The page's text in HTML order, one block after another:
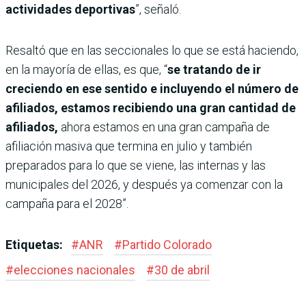
actividades deportivas”, señaló.
Resaltó que en las seccionales lo que se está haciendo,
en la mayoría de ellas, es que, “se tratando de ir
creciendo en ese sentido e incluyendo el número de
afiliados, estamos recibiendo una gran cantidad de
afiliados, ahora estamos en una gran campaña de
afiliación masiva que termina en julio y también
preparados para lo que se viene, las internas y las
municipales del 2026, y después ya comenzar con la
campaña para el 2028”.
Etiquetas: #ANR #Partido Colorado
#elecciones nacionales #30 de abril